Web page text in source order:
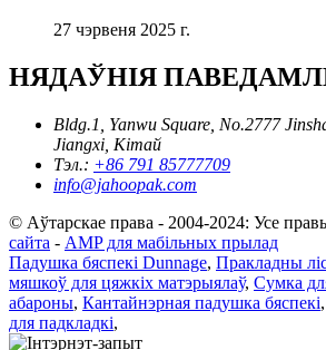
27 чэрвеня 2025 г.
НЯДАЎНІЯ
Bldg.1, Yanwu Square, No.2777
Jiangxi, Кітай
Тэл.: +86 791 85777709
info@jahoopak.com
© Аўтарскае права - 2004-2024: Усе
сайта - AMP для мабільных прылад
Падушка бяспекі Dunnage, Пракладны
мяшкоў для цяжкіх матэрыялаў, Сумка
абароны, Кантайнэрная падушка бяспекі,
для падкладкі,